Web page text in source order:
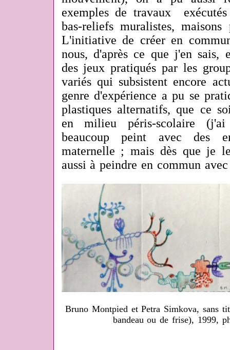
exemples de travaux
bas-reliefs muralistes, maisons
L'initiative de créer en
nous, d'après ce que j'en sais,
des jeux pratiqués par les
variés qui subsistent encore
genre d'expérience a pu se
plastiques alternatifs, que ce
en milieu péris-scolaire (j'ai
beaucoup peint avec des
maternelle ; mais dès que je
aussi à peindre en commun
Bruno Montpied et Petra Simkova, sans
bandeau ou de frise), 1999,